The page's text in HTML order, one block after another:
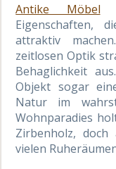
Antike Möbel
Eigenschaften,
attraktiv
zeitlosen Optik
Behaglichkeit
Objekt sogar
Natur im
Wohnparadies
Zirbenholz,
vielen